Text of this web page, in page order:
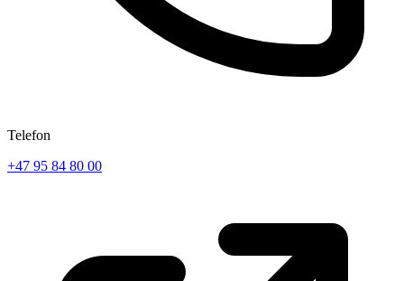
Telefon
+47 95 84 80 00